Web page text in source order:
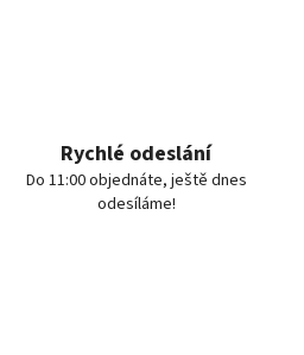
Rychlé odeslání
Do 11:00 objednáte, ještě dnes
odesíláme!